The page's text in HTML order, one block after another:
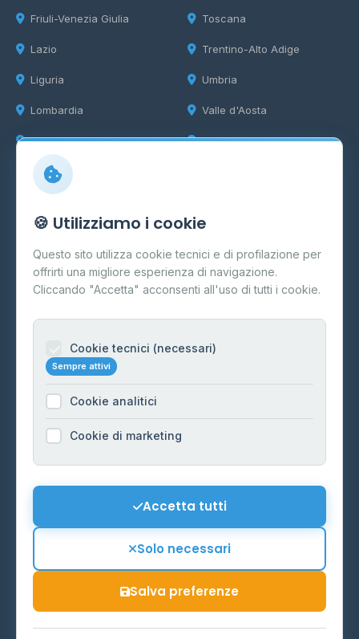
Friuli-Venezia Giulia
Lazio
Liguria
Lombardia
Marche
Toscana
Trentino-Alto Adige
Umbria
Valle d'Aosta
Veneto
Info
Cos'è il GPL
FAQ
Contatti
Informazioni legali
Cookie Policy
Preferenze Cookie
Mappa del sito
🍪 Utilizziamo i cookie
Questo sito utilizza cookie tecnici e di profilazione per
offrirti una migliore esperienza di navigazione.
Cliccando "Accetta" acconsenti all'uso di tutti i cookie.
Cookie tecnici (necessari)
Sempre attivi
Cookie analitici
Cookie di marketing
Accetta tutti
Solo necessari
Salva preferenze